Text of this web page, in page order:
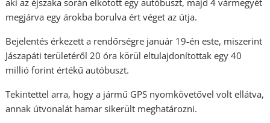
aki az éjszaka során elkötött egy autóbuszt, majd 4 vármegyét
megjárva egy árokba borulva ért véget az útja.
Bejelentés érkezett a rendőrségre január 19-én este, miszerint
Jászapáti területéről 20 óra körül eltulajdonítottak egy 40
millió forint értékű autóbuszt.
Tekintettel arra, hogy a jármű GPS nyomkövetővel volt ellátva,
annak útvonalát hamar sikerült meghatározni.